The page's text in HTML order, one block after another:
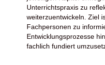
Unterrichtspraxis zu
weiterzuentwickeln. Ziel
Fachpersonen zu
Entwicklungsprozesse
fachlich fundiert